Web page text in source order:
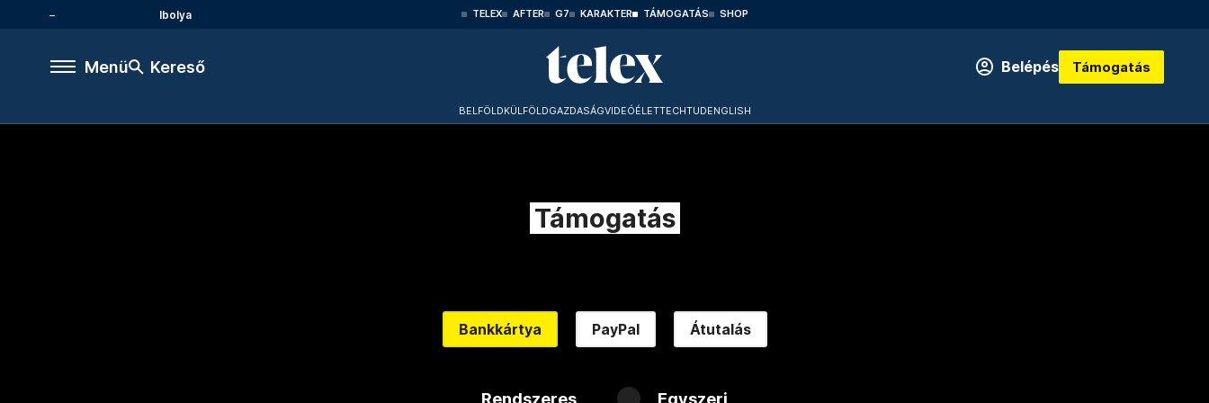
Ibolya TELEX AFTER G7 KARAKTER TÁMOGATÁS SHOP
Menü Kereső Belépés Támogatás
BELFÖLDKÜLFÖLDGAZDASÁGVIDEÓÉLETTECHTUDENGLISH
Támogatás
Bankkártya PayPal Átutalás
Rendszeres Egyszeri